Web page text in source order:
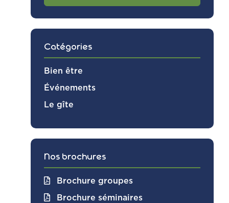
Catégories
Bien être
Événements
Le gîte
Nos brochures
Brochure groupes
Brochure séminaires